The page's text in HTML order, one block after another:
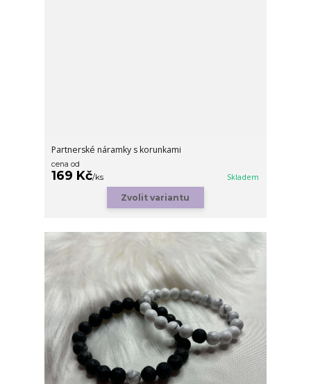
Partnerské náramky s korunkami
cena od
169 Kč/ks Skladem
Zvolit variantu